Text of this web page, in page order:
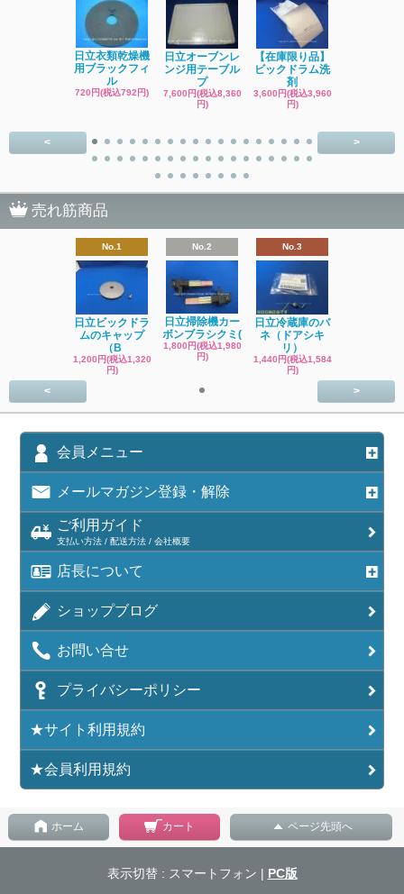
日立衣類乾燥機
用ブラックフィ
ル
720円(税込792円)
日立オーブンレ
ンジ用テーブル
プ
7,600円(税込8,360
円)
【在庫限り品】
ビックドラム洗
剤
3,600円(税込3,960
円)
< >
売れ筋商品
No.1
日立ビックドラ
ムのキャップ
（B
1,200円(税込1,320
円)
No.2
日立掃除機カー
ボンブラシクミ(
1,800円(税込1,980
円)
No.3
日立冷蔵庫のバ
ネ（ドアシキ
リ）
1,440円(税込1,584
円)
< >
会員メニュー
メールマガジン登録・解除
ご利用ガイド
支払い方法 / 配送方法 / 会社概要
店長について
ショップブログ
お問い合せ
プライバシーポリシー
★サイト利用規約
★会員利用規約
ホーム カート ページ先頭へ
表示切替 : スマートフォン | PC版